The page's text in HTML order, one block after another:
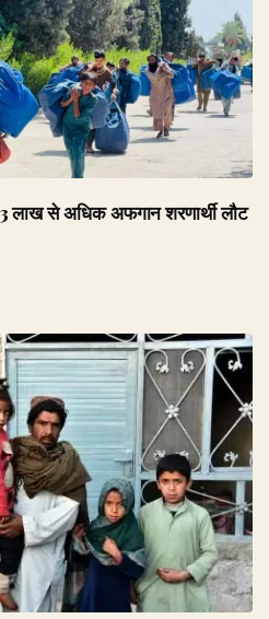
लाख से अधिक अफगान शरणार्थी लौट